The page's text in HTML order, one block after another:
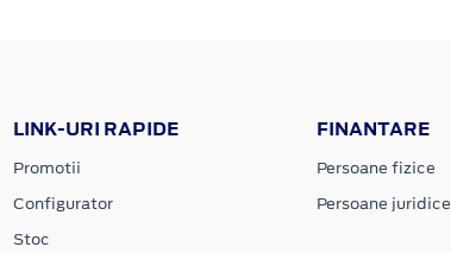
LINK-URI RAPIDE
Promotii
Configurator
Stoc
FINANTARE
Persoane fizice
Persoane juridice